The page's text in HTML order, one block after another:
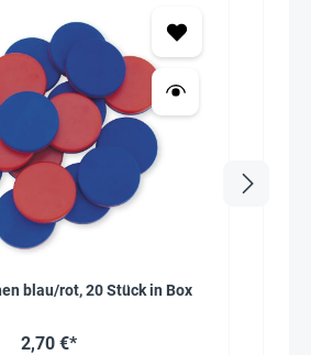
blau/rot, 20 Stück in Box
2,70 €*